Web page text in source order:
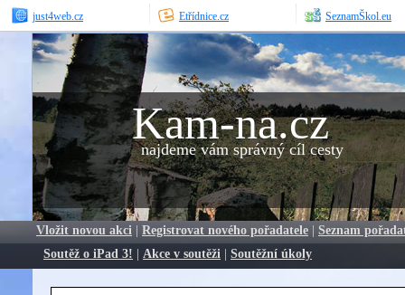
just4web.cz Etřídnice.cz SeznamŠkol.eu
Kam-na.cz
najdeme vám správný cíl cesty
Vložit novou akci | Registrovat nového pořadatele | Seznam
Soutěž o iPad 3! | Akce v soutěži | Soutěžní úkoly